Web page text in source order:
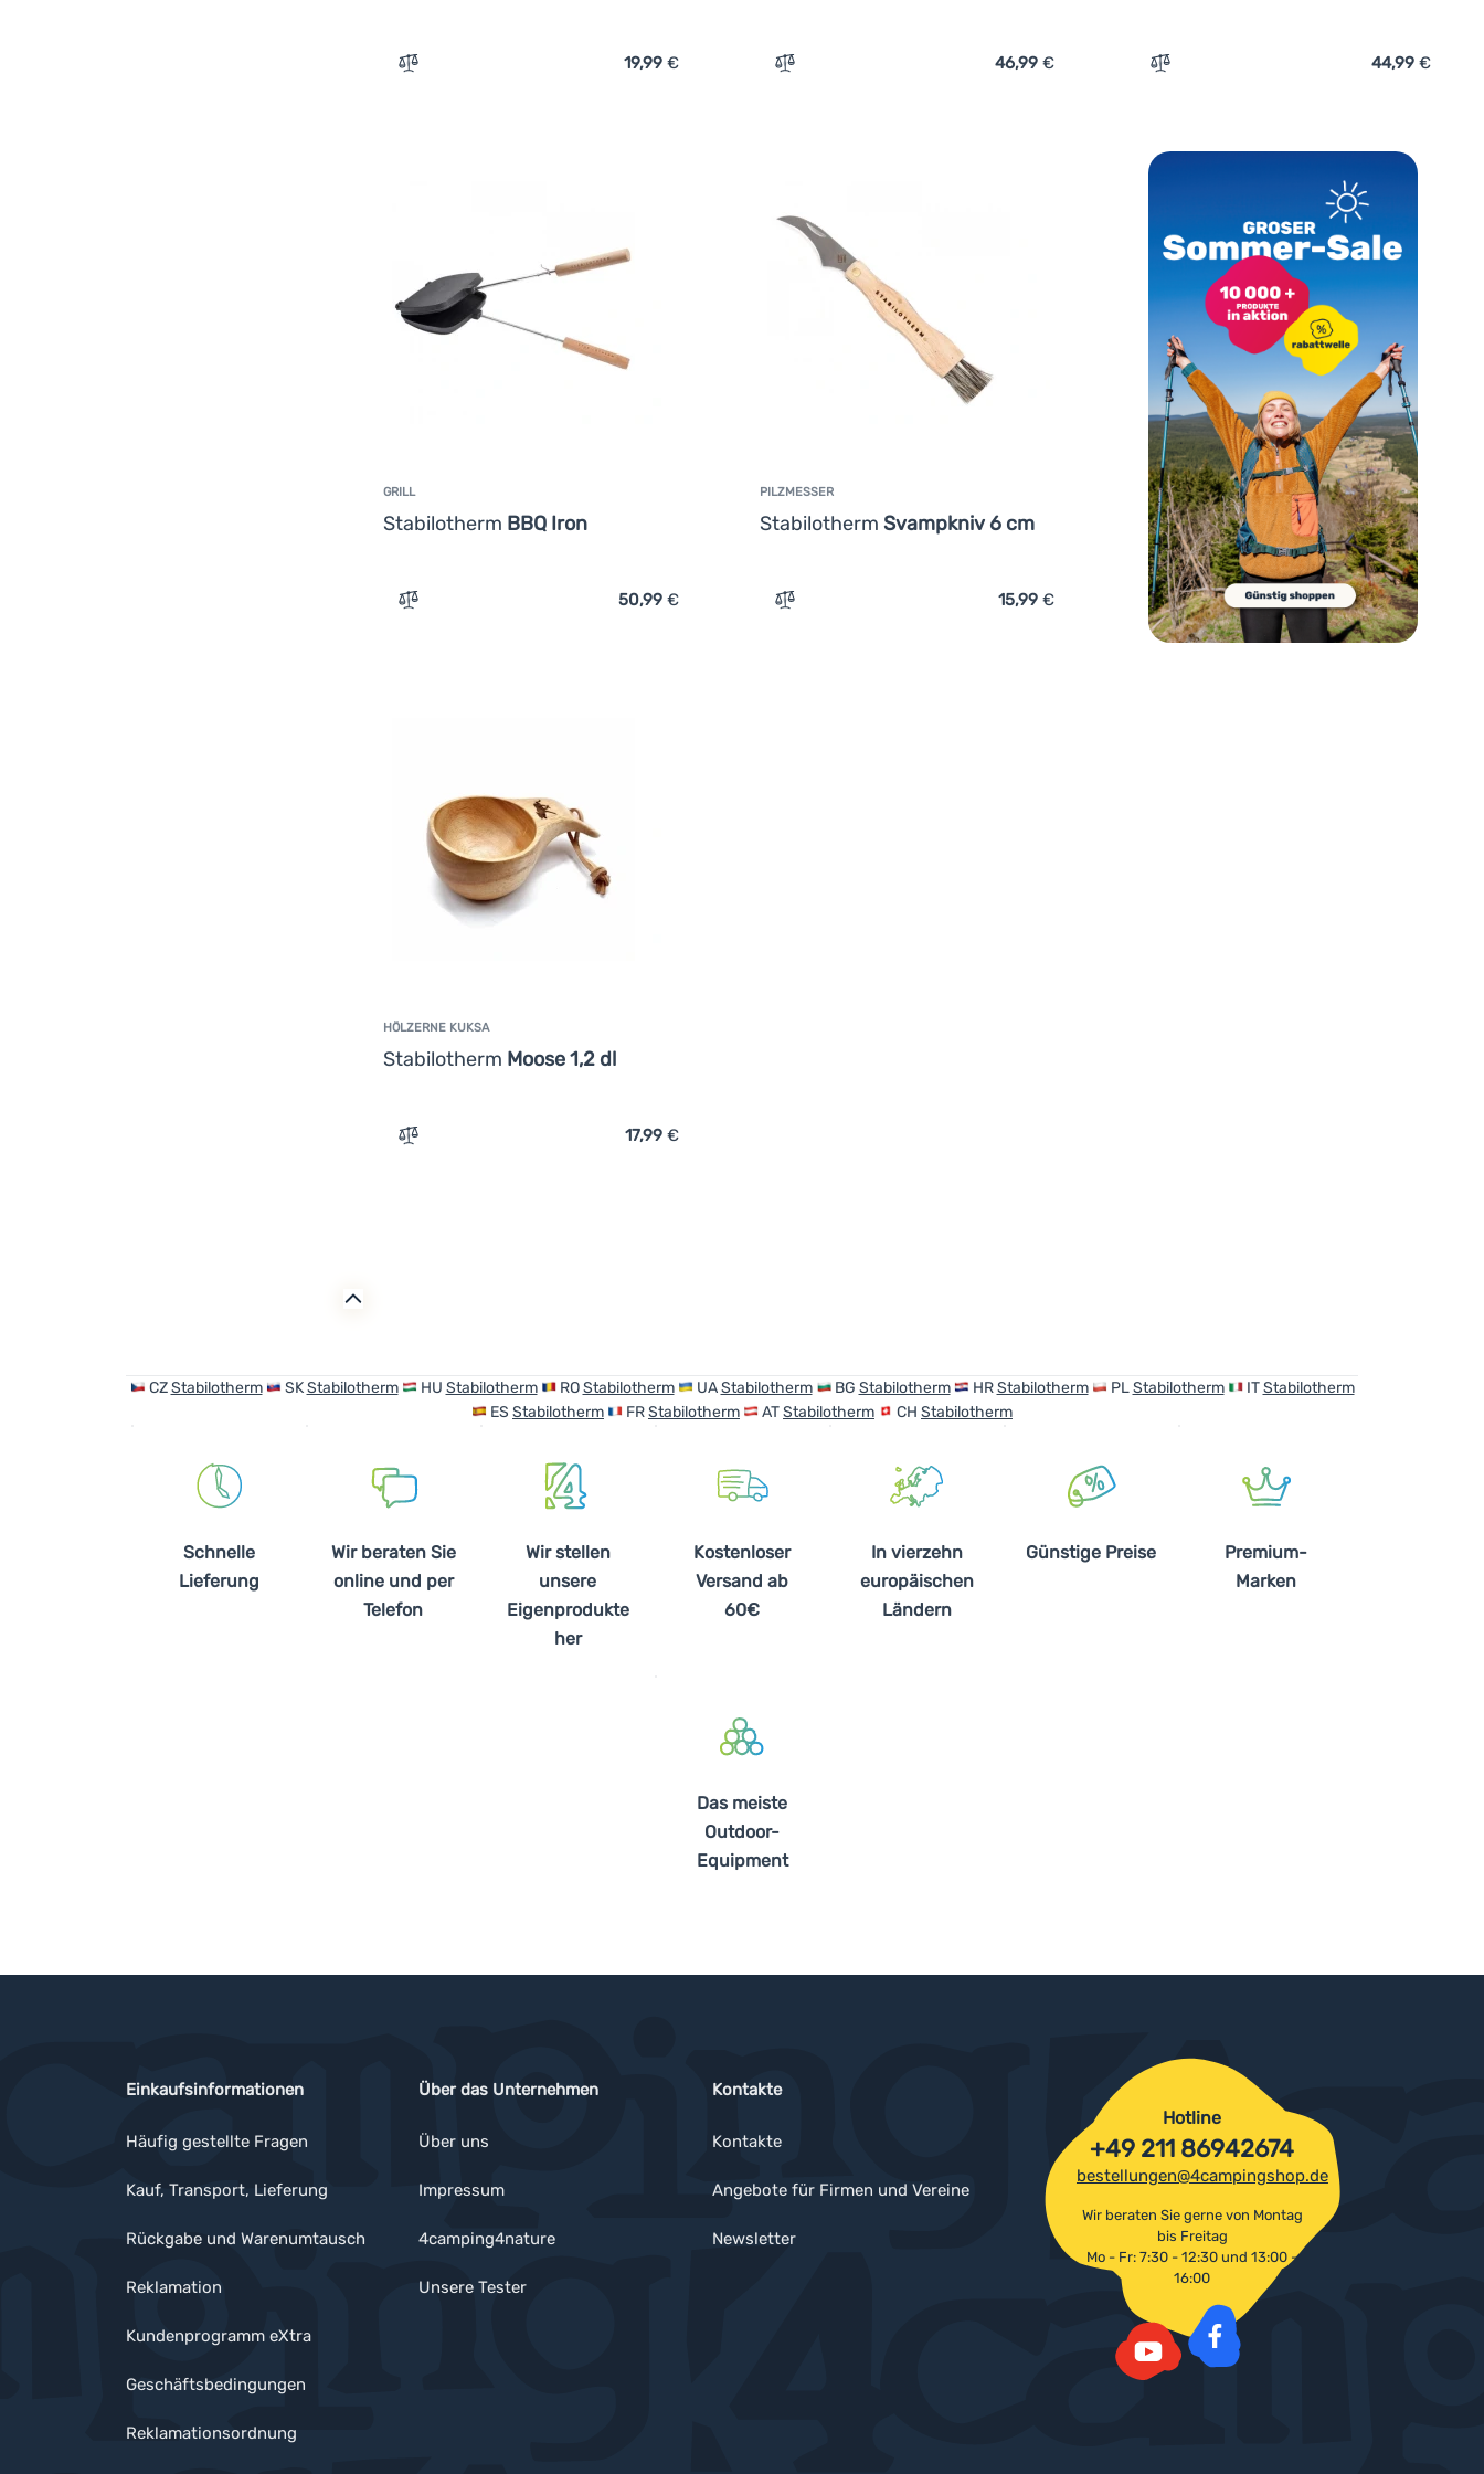
Zum Vergleich 'Faltgrill Stabilotherm BBQ Grid Small 16 x 16 cm' hinzufügen
19,99 €
Zum Vergleich 'Pfanne Stabilotherm Jägarstekpanna Original S2 - 21 cm' hinzufügen
46,99€
Zum Vergleich 'Pfanne Stabilotherm
44,99 €
GRILL
Stabilotherm BBQ Iron
Zum Vergleich 'Grill Stabilotherm BBQ Iron' hinzufügen
50,99 €
PILZMESSER
Stabilotherm Svampkniv 6 cm
Zum Vergleich 'Pilzmesser Stabilotherm Svampkniv 6 cm' hinzufügen
15,99€
HÖLZERNE KUKSA
Stabilotherm Moose 1,2 dl
Zum Vergleich 'Hölzerne Kuksa Stabilotherm Moose 1,2 dl' hinzufügen
17,99 €
CZStabilotherm SKStabilotherm HU Stabilotherm ROStabilotherm UAStabilotherm BG Stabilotherm HRStabilotherm PLStabilotherm ITStabilotherm
ES Stabilotherm FRStabilotherm ATStabilotherm CH Stabilotherm
Schnelle
Lieferung
Wir beraten Sie
online und per
Telefon
Wir stellen
unsere
Eigenprodukte
her
Kostenloser
Versand ab
60€
In vierzehn
europäischen
Ländern
Günstige Preise
Premium-
Marken
Das meiste
Outdoor-
Equipment
Einkaufsinformationen
Häufig gestellte Fragen
Kauf, Transport, Lieferung
Rückgabe und Warenumtausch
Reklamation
Kundenprogramm eXtra
Geschäftsbedingungen
Reklamationsordnung
Über das Unternehmen
Über uns
Impressum
4camping4nature
Unsere Tester
Kontakte
Kontakte
Angebote für Firmen und Vereine
Newsletter
Hotline
+49 211 86942674
bestellungen@4campingshop.de
Wir beraten Sie gerne von Montag
bis Freitag
Mo - Fr: 7:30 - 12:30 und 13:00 -
16:00